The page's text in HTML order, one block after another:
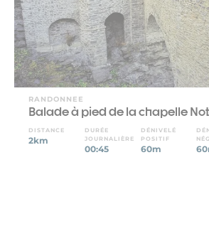
RANDONNEE
Balade à pied de la chapelle
DISTANCE
2km
DURÉE
JOURNALIÈRE
00:45
DÉNIVELÉ
POSITIF
60m